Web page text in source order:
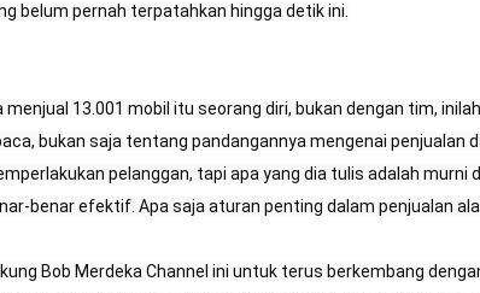
belum pernah terpatahkan hingga detik ini.
menjual 13.001 mobil itu seorang diri, bukan dengan tim,
bukan saja tentang pandangannya mengenai penjualan
pelanggan, tapi apa yang dia tulis adalah murni
benar efektif. Apa saja aturan penting dalam penjualan ala
Bob Merdeka Channel ini untuk terus berkembang